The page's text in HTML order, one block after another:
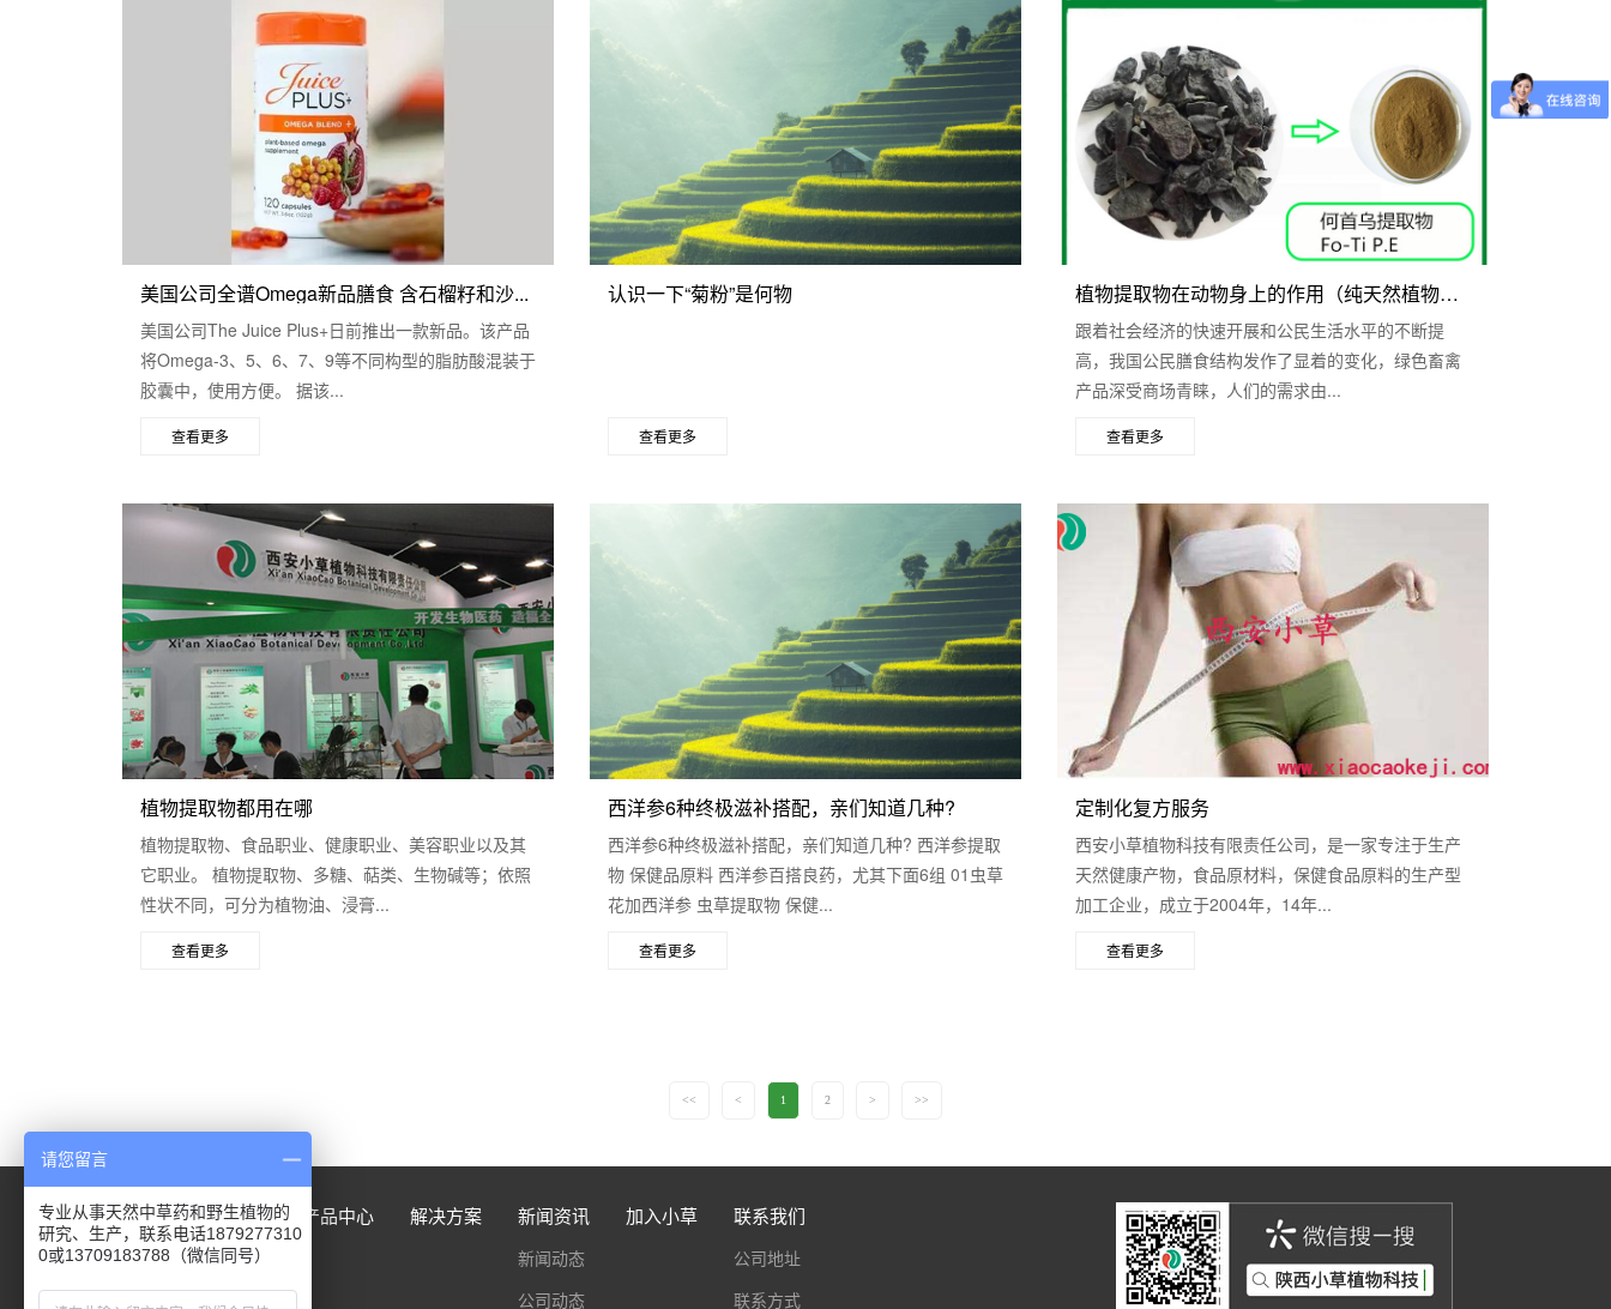
美国公司全谱Omega新品膳食 含石榴籽和沙...
美国公司The Juice Plus+日前推出一款新品。该产品
将Omega-3、5、6、7、9等不同构型的脂肪酸混装于
胶囊中，使用方便。 据该...
查看更多
认识一下“菊粉”是何物
查看更多
植物提取物在动物身上的作用（纯天然植物提...
跟着社会经济的快速开展和公民生活水平的不断提
高，我国公民膳食结构发作了显着的变化，绿色畜禽
产品深受商场青睐，人们的需求由...
查看更多
植物提取物都用在哪
植物提取物、食品职业、健康职业、美容职业以及其
它职业。 植物提取物、多糖、萜类、生物碱等；依照
性状不同，可分为植物油、浸膏...
查看更多
西洋参6种终极滋补搭配，亲们知道几种?
西洋参6种终极滋补搭配，亲们知道几种? 西洋参提取
物 保健品原料 西洋参百搭良药，尤其下面6组 01虫草
花加西洋参 虫草提取物 保健...
查看更多
定制化复方服务
西安小草植物科技有限责任公司，是一家专注于生产
天然健康产物，食品原材料，保健食品原料的生产型
加工企业，成立于2004年，14年...
查看更多
<< < 1 2 > >>
首页 走进小草
公司简介
企业精神
产品中心 解决方案 新闻资讯
新闻动态
公司动态
加入小草 联系我们
公司地址
联系方式
请您留言
专业从事天然中草药和野生植物的
研究、生产，联系电话1879277310
0或13709183788（微信同号）